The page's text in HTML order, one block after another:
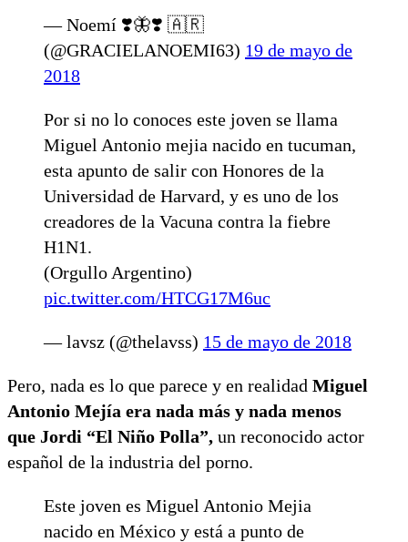
— Noemí ❣️🦋❣️ 🇦🇷
(@GRACIELANOEMI63) 19 de mayo de
2018
Por si no lo conoces este joven se llama
Miguel Antonio mejia nacido en tucuman,
esta apunto de salir con Honores de la
Universidad de Harvard, y es uno de los
creadores de la Vacuna contra la fiebre
H1N1.
(Orgullo Argentino)
pic.twitter.com/HTCG17M6uc
— lavsz (@thelavss) 15 de mayo de 2018
Pero, nada es lo que parece y en realidad Miguel
Antonio Mejía era nada más y nada menos
que Jordi “El Niño Polla”, un reconocido actor
español de la industria del porno.
Este joven es Miguel Antonio Mejia
nacido en México y está a punto de